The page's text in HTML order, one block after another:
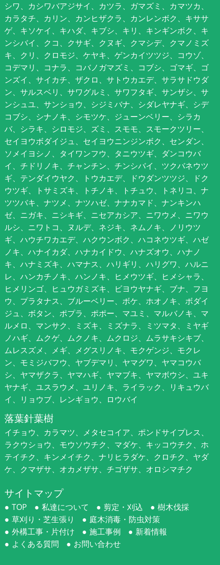
シワ、カシワバアジサイ、カツラ、ガマズミ、カマツカ、
カラタチ、カリン、カンヒザクラ、カンレンボク、キササ
ゲ、キソケイ、キハダ、キブシ、キリ、キンギンボク、キ
ンシバイ、クコ、クサギ、クヌギ、クマシデ、クマノミズ
キ、クリ、クロモジ、ケヤキ、ゲンカイツツジ、コウゾ、
コデマリ、コナラ、コバノガマズミ、コブシ、ゴマギ、ゴ
ンズイ、サイカチ、ザクロ、サトウカエデ、サラサドウダ
ン、サルスベリ、サワグルミ、サワフタギ、サンザシ、サ
ンシュユ、サンショウ、シジミバナ、シダレヤナギ、シデ
コブシ、シナノキ、シモツケ、ジューンベリー、シラカ
バ、シラキ、シロモジ、ズミ、スモモ、スモークツリー、
セイヨウボダイジュ、セイヨウニンジンボク、センダン、
ソメイヨシノ、タイワンフウ、タニウツギ、ダンコウバ
イ、チドリノキ、チャンチン、チンシバイ、ツクバネウツ
ギ、テンダイウヤク、トウカエデ、ドウダンツツジ、ドク
ウツギ、トサミズキ、トチノキ、トチュウ、トネリコ、ナ
ツツバキ、ナツメ、ナツハゼ、ナナカマド、ナンキンハ
ゼ、ニガキ、ニシキギ、ニセアカシア、ニワウメ、ニワウ
ルシ、ニワトコ、ヌルデ、ネジキ、ネムノキ、ノリウツ
ギ、ハウチワカエデ、ハクウンボク、ハコネウツギ、ハゼ
ノキ、ハナイカダ、ハナカイドウ、ハナズオウ、ハナノ
キ、ハナミズキ、ハマナス、ハリギリ、ハリグワ、ハルニ
レ、ハンカチノキ、ハンノキ、ヒメウツギ、ヒメシャラ、
ヒメリンゴ、ヒュウガミズキ、ビヨウヤナギ、ブナ、フヨ
ウ、プラタナス、ブルーベリー、ボケ、ホオノキ、ボダイ
ジュ、ボタン、ポプラ、ポポー、マユミ、マルバノキ、マ
ルメロ、マンサク、ミズキ、ミズナラ、ミツマタ、ミヤギ
ノハギ、ムクゲ、ムクノキ、ムクロジ、ムラサキシキブ、
ムレスズメ、メギ、メグスリノキ、モクゲンジ、モクレ
ン、モミジバフウ、ヤブデマリ、ヤマグワ、ヤマコウバ
シ、ヤマザクラ、ヤマハギ、ヤマブキ、ヤマボウシ、ユキ
ヤナギ、ユスラウメ、ユリノキ、ライラック、リキュウバ
イ、リョウブ、レンギョウ、ロウバイ
落葉針葉樹
イチョウ、カラマツ、メタセコイア、ポンドサイプレス、
ラクウショウ、モウソウチク、マダケ、キッコウチク、ホ
テイチク、キンメイチク、ナリヒラダケ、クロチク、ヤダ
ケ、クマザサ、オカメザサ、チゴザサ、オロシマチク
サイトマップ
TOP 私達について 剪定・刈込
樹木伐採
草刈り・芝生張り
庭木消毒・防虫対策
外構工事・片付け
施工事例
新着情報
よくある質問
お問い合わせ